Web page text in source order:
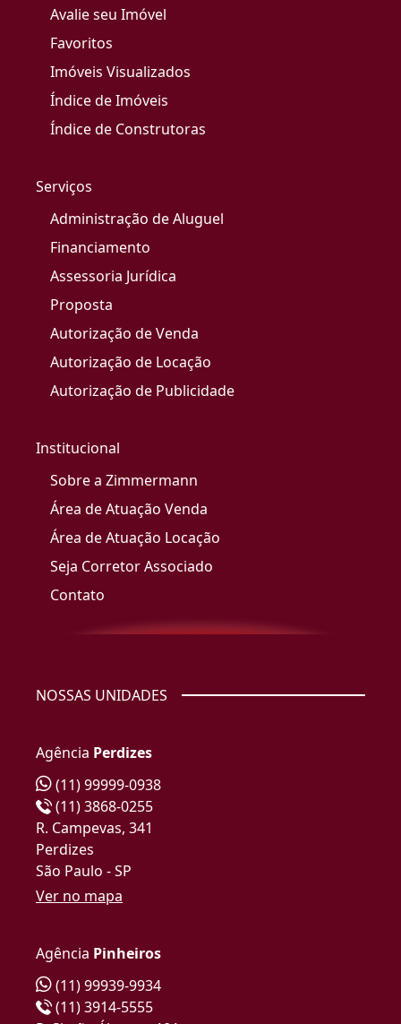
Avalie seu Imóvel
Favoritos
Imóveis Visualizados
Índice de Imóveis
Índice de Construtoras
Serviços
Administração de Aluguel
Financiamento
Assessoria Jurídica
Proposta
Autorização de Venda
Autorização de Locação
Autorização de Publicidade
Institucional
Sobre a Zimmermann
Área de Atuação Venda
Área de Atuação Locação
Seja Corretor Associado
Contato
NOSSAS UNIDADES
Agência Perdizes
(11) 99999-0938
(11) 3868-0255
R. Campevas, 341
Perdizes
São Paulo - SP
Ver no mapa
Agência Pinheiros
(11) 99939-9934
(11) 3914-5555